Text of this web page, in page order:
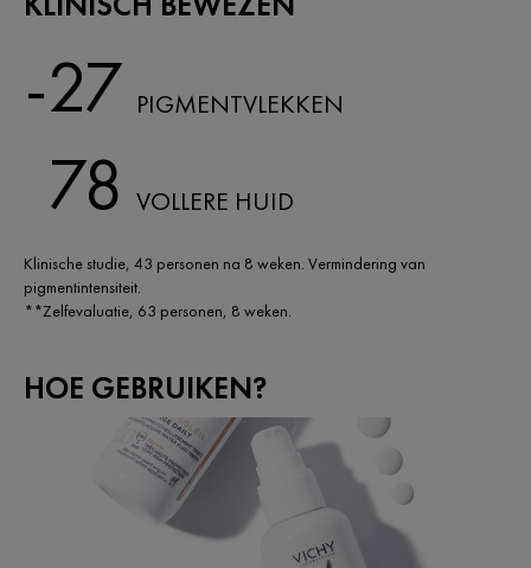
-27 PIGMENTVLEKKEN
78 VOLLERE HUID
Klinische studie, 43 personen na 8 weken. Vermindering van
pigmentintensiteit.​
**Zelfevaluatie, 63 personen, 8 weken.
HOE GEBRUIKEN?